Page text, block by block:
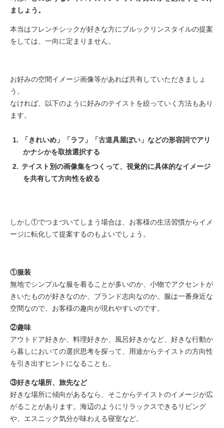
ましょう。
本当はフレンチシックが好きな方にブルックリンスタイルの提案
をしては、一向に定まりません。
お好みの空間イメージ画像等があれば共有していただきましょ
う。
なければ、以下のように好みのテイストを絞っていく方法もあり
ます。
「きれいめ」「ラフ」「古道具屋ぽい」などの形容詞でアリ
かナシかを取捨選択する
テイスト別の画像集をつくって、視覚的に具体的なイメージ
を共有して方向性を絞る
しかし①でつまづいてしまう場合は、お客様の生活習慣からイメ
ージに転化して提案するのもよいでしょう。
①服装
無地でシンプルな服を着ることが多いのか、小物でアクセントが
きいたものが好きなのか、ブランド志向なのか。服は一番身近な
空間なので、お客様の趣向が現れやすいのです。
②趣味
アウトドア好きか、料理好きか、風呂好きかなど、好きな行動か
ら暮しにおいての選択思考を探って、用途からテイストの方向性
を引き出すヒントになることも。
③好きな場所、旅先など
好きな場所に傾向があるなら、そこからテイストのイメージが広
がることがあります。海辺のようにリラックスできるリビング
や、エスニック気分が味わえる寝室など。